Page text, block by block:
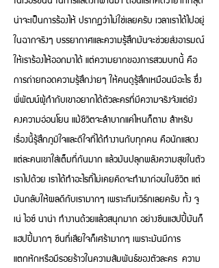
น่าจะเป็นการร้องไห้ ปรากฏว่าไม่ใช่เลยครับ เวลาเราได้ไปอยู่
ในฉากจริงๆ บรรยากาศและความรู้สึกมันจะช่วยส่งอารมณ์
ให้เราร้องไห้ออกมาได้ แต่ความยากของการสวมบทนี้ คือ
การถ่ายทอดความรู้สึกง่ายๆ ให้คนดูรู้สึกเหมือนมีอะไร ซึ่ง
พี่พัฒน์ผู้กำกับเขาอยากได้ตัวละครที่มีความจริงจังแต่ยัง
คงความอ่อนโยน แม้ชีวิตจะลําบากแค่ไหนก็ตาม สำหรับ
เรื่องนี้รู้สึกภูมิใจและดีใจที่ได้ทำงานกับทุกคน คือนักแสดง
แต่ละคนเขาใส่เต็มที่กันมาก แล้วมันปลุกพลังความสุขในตัว
เราไปด้วย เราได้ทำอะไรที่ไม่เคยคิดจะทำมาก่อนในชีวิต แต่
มันกลับให้ผลดีกับเรามากๆ เพราะทีมเวิร์กเลยครับ ทั้ง จู
เน่ ไอซ์ นาน่า ทำงานด้วยแล้วสนุกมาก อย่างซีนแฮปปี้มันก็
แฮปปี้มากๆ ซีนที่เสียใจก็เศร้ามากๆ เพราะมันมีการ
แตกหักหรือมีรอยร้าวในความสัมพันธ์ของตัวละคร ความ